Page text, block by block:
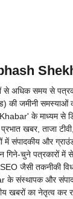
से अधिक समय से
की जमीनी
के माध्यम से
खबर, ताजा
में संपादकीय और
चुने पत्रकारों में से
जैसी तकनीकी
के संस्थापक और
खबरों का नेतृत्व कर